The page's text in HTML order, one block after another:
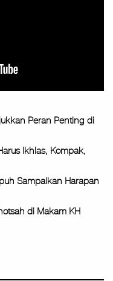
Peran Penting di
Ikhlas, Kompak,
Sampaikan Harapan
di Makam KH